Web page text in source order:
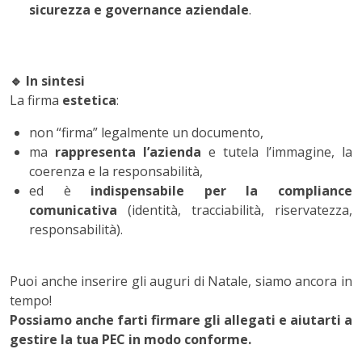
sicurezza e governance aziendale.
🔹 In sintesi
La firma estetica:
non “firma” legalmente un documento,
ma rappresenta l’azienda e tutela l’immagine, la
coerenza e la responsabilità,
ed è indispensabile per la compliance
comunicativa (identità, tracciabilità, riservatezza,
responsabilità).
Puoi anche inserire gli auguri di Natale, siamo ancora in
tempo!
Possiamo anche farti firmare gli allegati e aiutarti a
gestire la tua PEC in modo conforme.